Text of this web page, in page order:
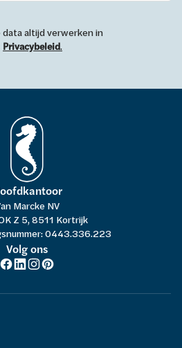
data altijd verwerken in
Privacybeleid.
Marcke NV
Z 5, 8511 Kortrijk
0443.336.223
Volg ons